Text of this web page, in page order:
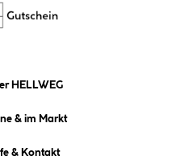
HELLWEG
& im Markt
& Kontakt